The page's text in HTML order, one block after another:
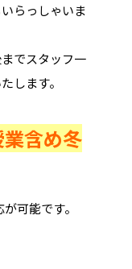
らっしゃいま
でスタッフ一
します。
含め冬
可能です。